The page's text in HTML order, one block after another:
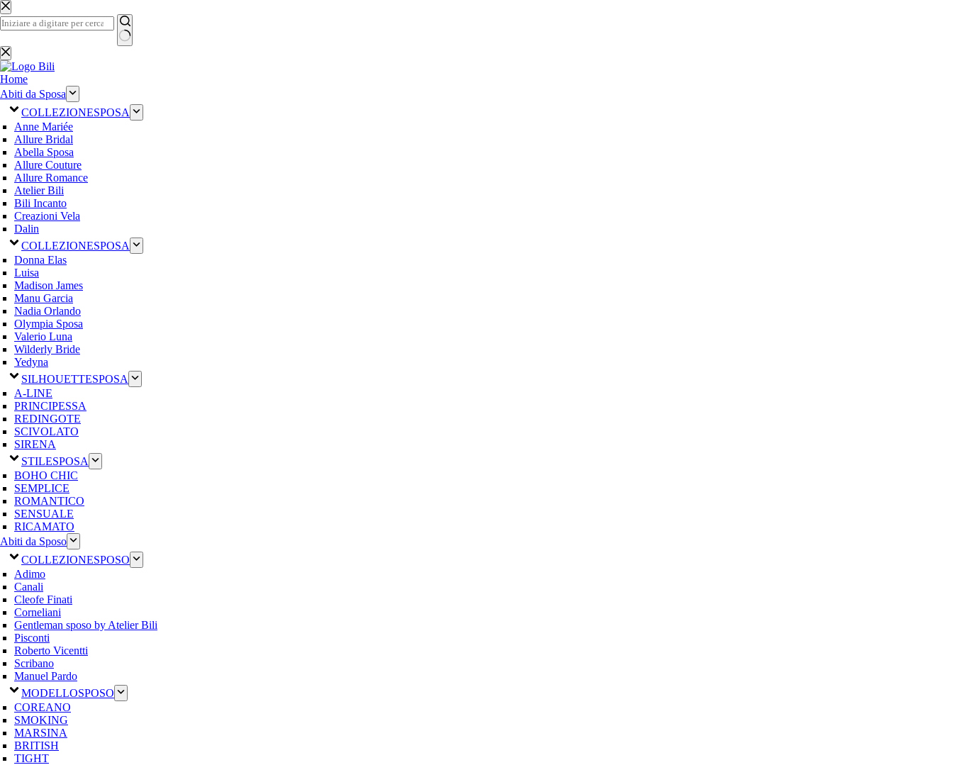
Salta
al
contenuto
Nessun
risultato
Home
Abiti da Sposa
COLLEZIONESPOSA
Anne Mariée
Allure Bridal
Abella Sposa
Allure Couture
Allure Romance
Atelier Bili
Bili Incanto
Creazioni Vela
Dalin
COLLEZIONESPOSA
Donna Elas
Luisa
Madison James
Manu Garcia
Nadia Orlando
Olympia Sposa
Valerio Luna
Wilderly Bride
Yedyna
SILHOUETTESPOSA
A-LINE
PRINCIPESSA
REDINGOTE
SCIVOLATO
SIRENA
STILESPOSA
BOHO CHIC
SEMPLICE
ROMANTICO
SENSUALE
RICAMATO
Abiti da Sposo
COLLEZIONESPOSO
Adimo
Canali
Cleofe Finati
Corneliani
Gentleman sposo by Atelier Bili
Pisconti
Roberto Vicentti
Scribano
Manuel Pardo
MODELLOSPOSO
COREANO
SMOKING
MARSINA
BRITISH
TIGHT